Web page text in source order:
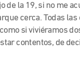
de la 19, si no me
cerca. Todas
si viviéramos
contentos, de